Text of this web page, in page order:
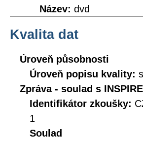
Název: dvd
Kvalita dat
Úroveň působnosti
Úroveň popisu kvality:
Zpráva - soulad s INSPIRE
Identifikátor zkoušky:
1
Soulad